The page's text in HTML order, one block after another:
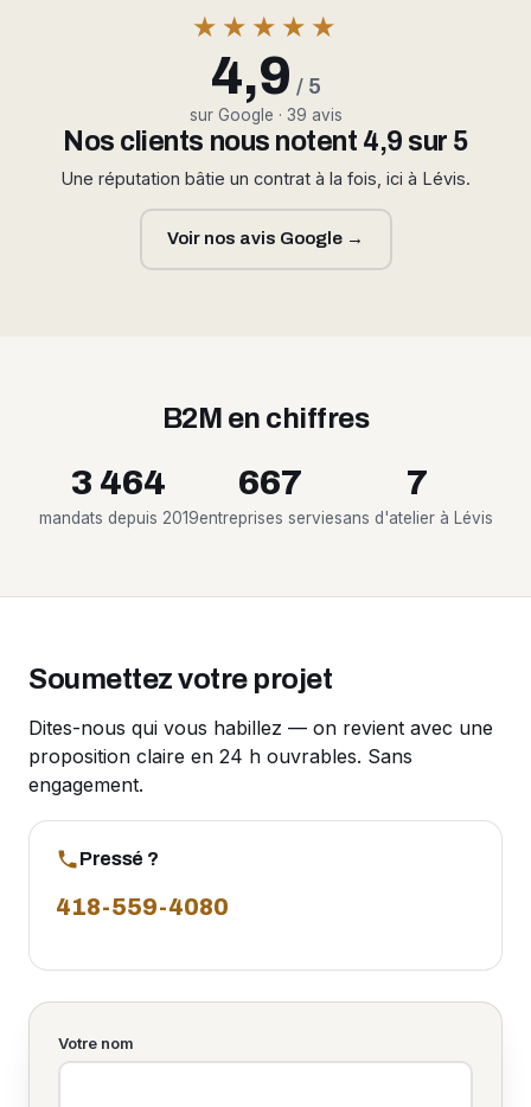
★★★★★
4,9 / 5
sur Google · 39 avis
Nos clients nous notent 4,9 sur 5
Une réputation bâtie un contrat à la fois, ici à Lévis.
Voir nos avis Google →
B2M en chiffres
3 464
mandats depuis 2019
667
entreprises servies
7
ans d'atelier à Lévis
Soumettez votre projet
Dites-nous qui vous habillez — on revient avec une
proposition claire en 24 h ouvrables. Sans
engagement.
Pressé ?
418-559-4080
Votre nom